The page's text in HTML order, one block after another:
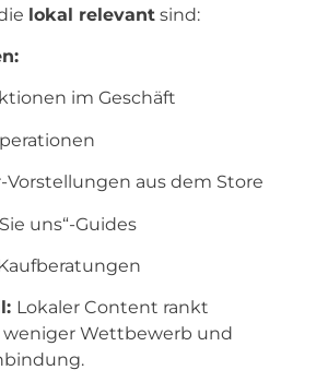
lokal relevant sind:
im Geschäft
aus dem Store
uns“-Guides
Lokaler Content rankt
weniger Wettbewerb und